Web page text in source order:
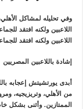
وفي تحليله لمشاكل
اللاعبين ولكنه افتقد
اللاعبين ولكنه افتقد
إشادة باللاعبين المصريين
أبدى يورتشيتش إعجابه
من الأهلي، وتريزيجيه،
الممتازين. وأثنى بشكل